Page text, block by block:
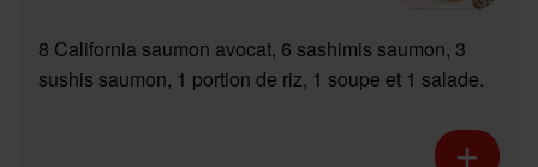
8 California saumon avocat, 6 sashimis saumon, 3
sushis saumon, 1 portion de riz, 1 soupe et 1 salade.